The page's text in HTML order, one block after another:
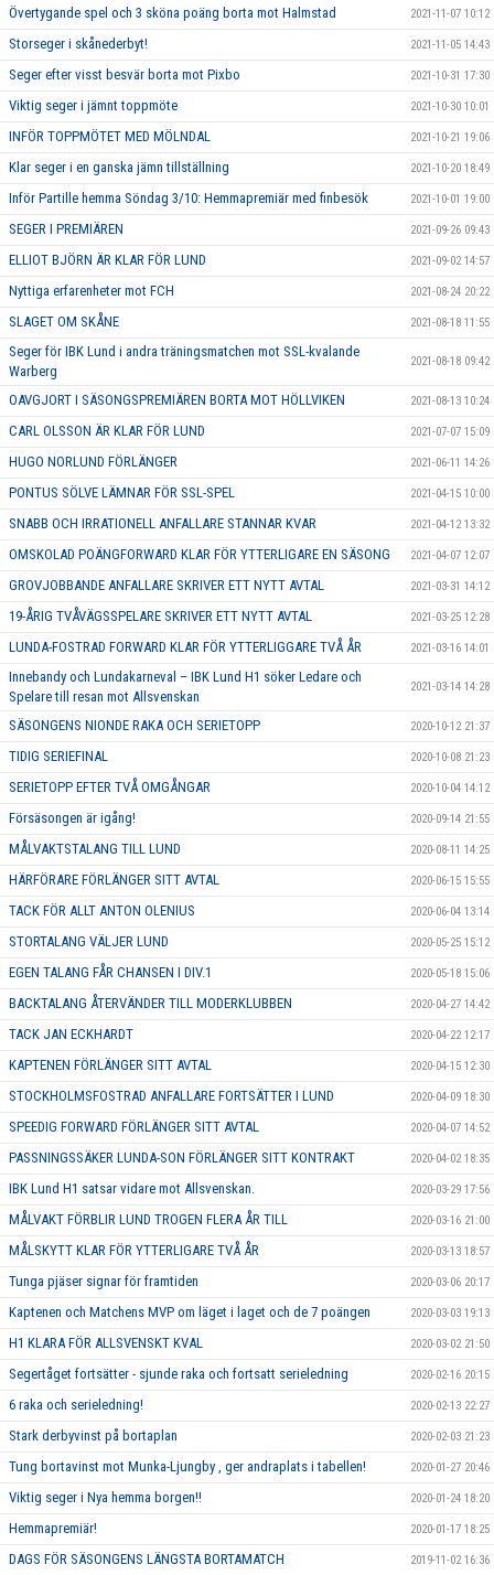
Övertygande spel och 3 sköna poäng borta mot Halmstad 2021-11-07 10:12
Storseger i skånederbyt! 2021-11-05 14:43
Seger efter visst besvär borta mot Pixbo 2021-10-31 17:30
Viktig seger i jämnt toppmöte 2021-10-30 10:01
INFÖR TOPPMÖTET MED MÖLNDAL 2021-10-21 19:06
Klar seger i en ganska jämn tillställning 2021-10-20 18:49
Inför Partille hemma Söndag 3/10: Hemmapremiär med finbesök 2021-10-01 19:00
SEGER I PREMIÄREN 2021-09-26 09:43
ELLIOT BJÖRN ÄR KLAR FÖR LUND 2021-09-02 14:57
Nyttiga erfarenheter mot FCH 2021-08-24 20:22
SLAGET OM SKÅNE 2021-08-18 11:55
Seger för IBK Lund i andra träningsmatchen mot SSL-kvalande
Warberg
2021-08-18 09:42
OAVGJORT I SÄSONGSPREMIÄREN BORTA MOT HÖLLVIKEN 2021-08-13 10:24
CARL OLSSON ÄR KLAR FÖR LUND 2021-07-07 15:09
HUGO NORLUND FÖRLÄNGER 2021-06-11 14:26
PONTUS SÖLVE LÄMNAR FÖR SSL-SPEL 2021-04-15 10:00
SNABB OCH IRRATIONELL ANFALLARE STANNAR KVAR 2021-04-12 13:32
OMSKOLAD POÄNGFORWARD KLAR FÖR YTTERLIGARE EN SÄSONG 2021-04-07 12:07
GROVJOBBANDE ANFALLARE SKRIVER ETT NYTT AVTAL 2021-03-31 14:12
19-ÅRIG TVÅVÄGSSPELARE SKRIVER ETT NYTT AVTAL 2021-03-25 12:28
LUNDA-FOSTRAD FORWARD KLAR FÖR YTTERLIGGARE TVÅ ÅR 2021-03-16 14:01
Innebandy och Lundakarneval – IBK Lund H1 söker Ledare och
Spelare till resan mot Allsvenskan
2021-03-14 14:28
SÄSONGENS NIONDE RAKA OCH SERIETOPP 2020-10-12 21:37
TIDIG SERIEFINAL 2020-10-08 21:23
SERIETOPP EFTER TVÅ OMGÅNGAR 2020-10-04 14:12
Försäsongen är igång! 2020-09-14 21:55
MÅLVAKTSTALANG TILL LUND 2020-08-11 14:25
HÄRFÖRARE FÖRLÄNGER SITT AVTAL 2020-06-15 15:55
TACK FÖR ALLT ANTON OLENIUS 2020-06-04 13:14
STORTALANG VÄLJER LUND 2020-05-25 15:12
EGEN TALANG FÅR CHANSEN I DIV.1 2020-05-18 15:06
BACKTALANG ÅTERVÄNDER TILL MODERKLUBBEN 2020-04-27 14:42
TACK JAN ECKHARDT 2020-04-22 12:17
KAPTENEN FÖRLÄNGER SITT AVTAL 2020-04-15 12:30
STOCKHOLMSFOSTRAD ANFALLARE FORTSÄTTER I LUND 2020-04-09 18:30
SPEEDIG FORWARD FÖRLÄNGER SITT AVTAL 2020-04-07 14:52
PASSNINGSSÄKER LUNDA-SON FÖRLÄNGER SITT KONTRAKT 2020-04-02 18:35
IBK Lund H1 satsar vidare mot Allsvenskan. 2020-03-29 17:56
MÅLVAKT FÖRBLIR LUND TROGEN FLERA ÅR TILL 2020-03-16 21:00
MÅLSKYTT KLAR FÖR YTTERLIGARE TVÅ ÅR 2020-03-13 18:57
Tunga pjäser signar för framtiden 2020-03-06 20:17
Kaptenen och Matchens MVP om läget i laget och de 7 poängen 2020-03-03 19:13
H1 KLARA FÖR ALLSVENSKT KVAL 2020-03-02 21:50
Segertåget fortsätter - sjunde raka och fortsatt serieledning 2020-02-16 20:15
6 raka och serieledning! 2020-02-13 22:27
Stark derbyvinst på bortaplan 2020-02-03 21:23
Tung bortavinst mot Munka-Ljungby , ger andraplats i tabellen! 2020-01-27 20:46
Viktig seger i Nya hemma borgen!! 2020-01-24 18:20
Hemmapremiär! 2020-01-17 18:25
DAGS FÖR SÄSONGENS LÄNGSTA BORTAMATCH 2019-11-02 16:36